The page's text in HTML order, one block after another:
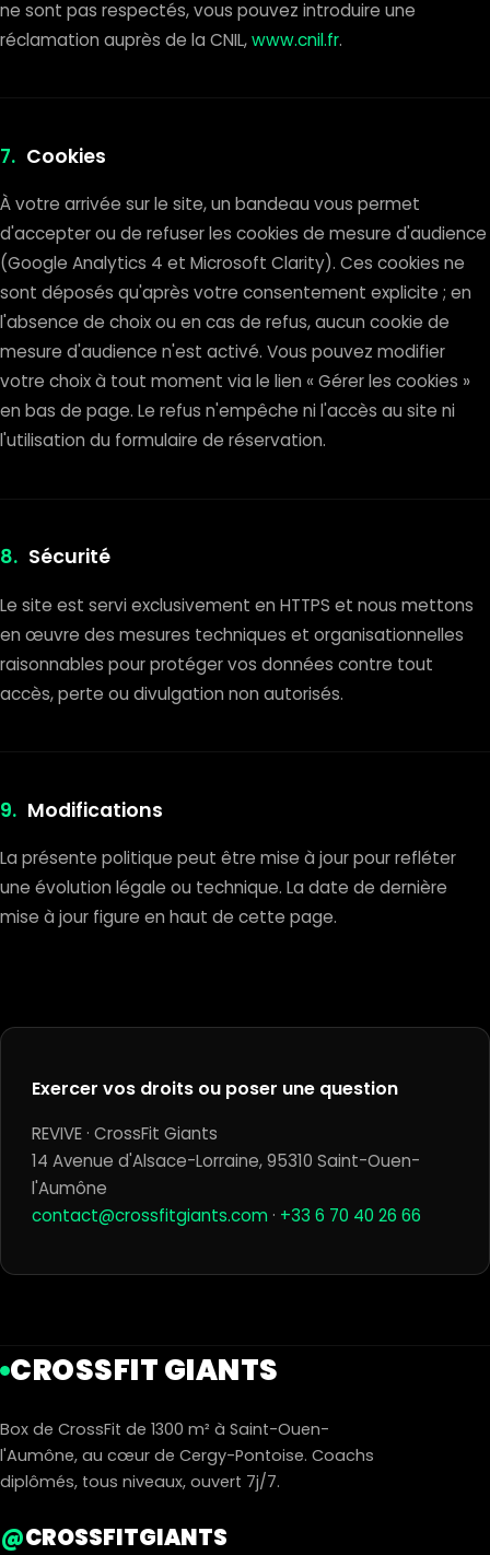
ne sont pas respectés, vous pouvez introduire une
réclamation auprès de la CNIL,www.cnil.fr.
7. Cookies
À votre arrivée sur le site, un bandeau vous permet
d'accepter ou de refuser les cookies de mesure d'audience
(Google Analytics 4 et Microsoft Clarity). Ces cookies ne
sont déposés qu'après votre consentement explicite ; en
l'absence de choix ou en cas de refus, aucun cookie de
mesure d'audience n'est activé. Vous pouvez modifier
votre choix à tout moment via le lien « Gérer les cookies »
en bas de page. Le refus n'empêche ni l'accès au site ni
l'utilisation du formulaire de réservation.
8. Sécurité
Le site est servi exclusivement en HTTPS et nous mettons
en œuvre des mesures techniques et organisationnelles
raisonnables pour protéger vos données contre tout
accès, perte ou divulgation non autorisés.
9. Modifications
La présente politique peut être mise à jour pour refléter
une évolution légale ou technique. La date de dernière
mise à jour figure en haut de cette page.
Exercer vos droits ou poser une question
REVIVE · CrossFit Giants
14 Avenue d'Alsace-Lorraine, 95310 Saint-Ouen-
l'Aumône
contact@crossfitgiants.com · +33 6 70 40 26 66
CROSSFIT GIANTS
Box de CrossFit de 1300 m² à Saint-Ouen-
l'Aumône, au cœur de Cergy-Pontoise. Coachs
diplômés, tous niveaux, ouvert 7j/7.
@CROSSFITGIANTS